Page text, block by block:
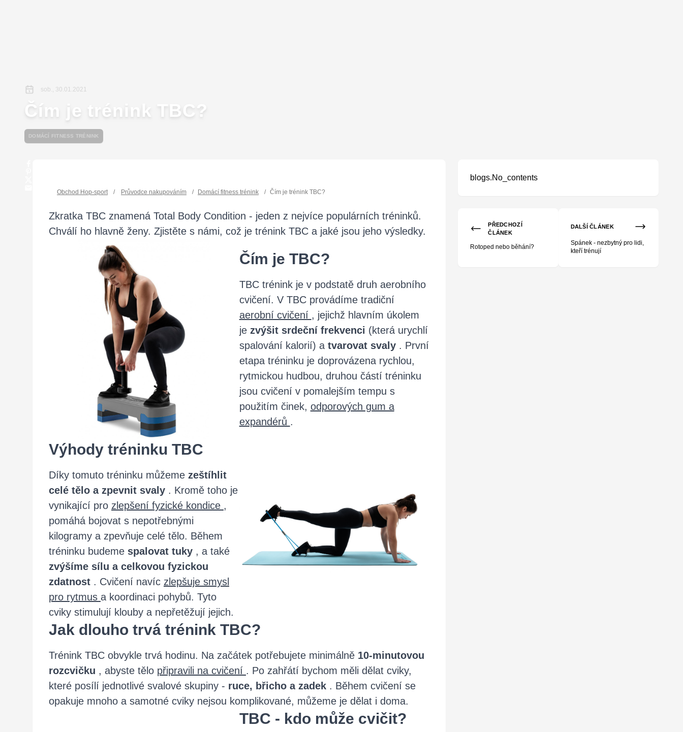
sob., 30.01.2021
Čím je trénink TBC?
DOMÁCÍ FITNESS TRÉNINK
Obchod Hop-sport / Průvodce nakupováním / Domácí fitness trénink / Čím je trénink TBC?
Zkratka TBC znamená Total Body Condition - jeden z nejvíce populárních tréninků.
Chválí ho hlavně ženy. Zjistěte s námi, což je trénink TBC a jaké jsou jeho výsledky.
Čím je TBC?
TBC trénink je v podstatě druh aerobního
cvičení. V TBC provádíme tradiční
aerobní cvičení , jejichž hlavním úkolem
je zvýšit srdeční frekvenci (která urychlí
spalování kalorií) a tvarovat svaly . První
etapa tréninku je doprovázena rychlou,
rytmickou hudbou, druhou částí tréninku
jsou cvičení v pomalejším tempu s
použitím činek, odporových gum a
expandérů .
Výhody tréninku TBC
Díky tomuto tréninku můžeme zeštíhlit
celé tělo a zpevnit svaly . Kromě toho je
vynikající pro zlepšení fyzické kondice ,
pomáhá bojovat s nepotřebnými
kilogramy a zpevňuje celé tělo. Během
tréninku budeme spalovat tuky , a také
zvýšíme sílu a celkovou fyzickou
zdatnost . Cvičení navíc zlepšuje smysl
pro rytmus a koordinaci pohybů. Tyto
cviky stimulují klouby a nepřetěžují jejich.
Jak dlouho trvá trénink TBC?
Trénink TBC obvykle trvá hodinu. Na začátek potřebujete minimálně 10-minutovou
rozcvičku , abyste tělo připravili na cvičení . Po zahřátí bychom měli dělat cviky,
které posílí jednotlivé svalové skupiny - ruce, břicho a zadek . Během cvičení se
opakuje mnoho a samotné cviky nejsou komplikované, můžeme je dělat i doma.
TBC - kdo může cvičit?
blogs.No_contents
PŘEDCHOZÍ
ČLÁNEK
Rotoped nebo běhání?
DALŠÍ ČLÁNEK
Spánek - nezbytný pro lidi,
kteří trénují